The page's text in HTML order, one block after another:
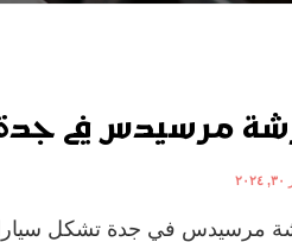
مرسيدس في
مرسيدس في جدة تشكل